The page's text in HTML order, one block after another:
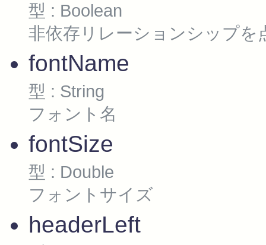
型 : Boolean
非依存リレーションシップを
fontName
型 : String
フォント名
fontSize
型 : Double
フォントサイズ
headerLeft